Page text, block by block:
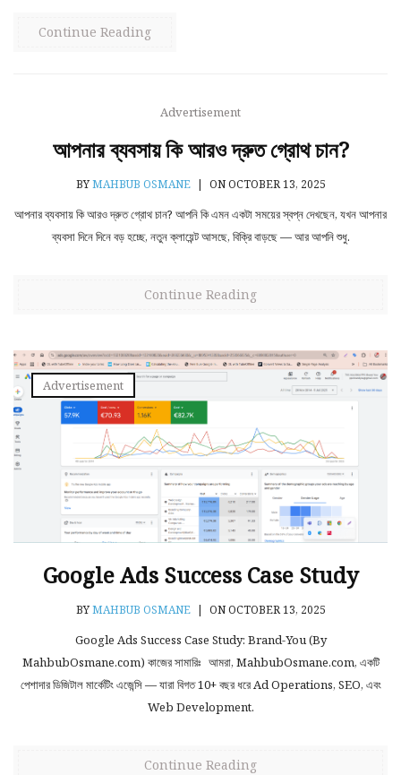
Continue Reading
Advertisement
আপনার ব্যবসায় কি আরও দ্রুত গ্রোথ চান?
BYMAHBUB OSMANE | ON OCTOBER 13, 2025
আপনার ব্যবসায় কি আরও দ্রুত গ্রোথ চান? আপনি কি এমন একটা সময়ের স্বপ্ন দেখছেন, যখন আপনার
ব্যবসা দিনে দিনে বড় হচ্ছে, নতুন ক্লায়েন্ট আসছে, বিক্রি বাড়ছে — আর আপনি শুধু.
Continue Reading
Advertisement
Google Ads Success Case Study
BYMAHBUB OSMANE | ON OCTOBER 13, 2025
Google Ads Success Case Study: Brand-You (By
MahbubOsmane.com) কাজের সামারিঃ আমরা, MahbubOsmane.com, একটি
পেশাদার ডিজিটাল মার্কেটিং এজেন্সি — যারা বিগত 10+ বছর ধরে Ad Operations, SEO, এবং
Web Development.
Continue Reading